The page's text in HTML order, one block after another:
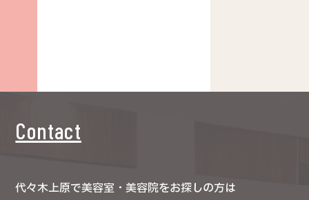
Contact
代々木上原で美容室・美容院をお探しの方は